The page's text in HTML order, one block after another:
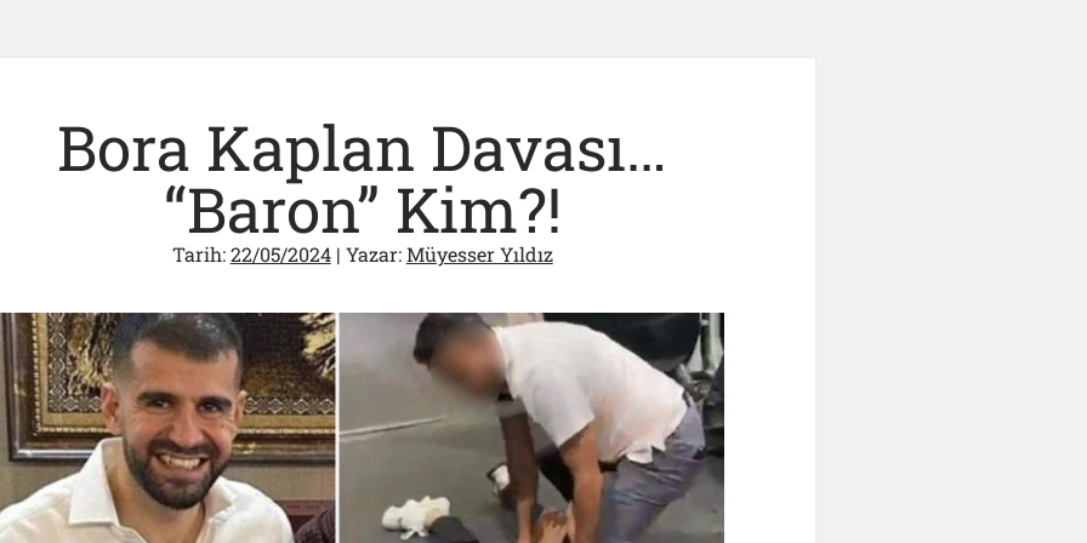
Bora Kaplan Davası…
“Baron” Kim?!
Tarih:22/05/2024| Yazar:Müyesser Yıldız